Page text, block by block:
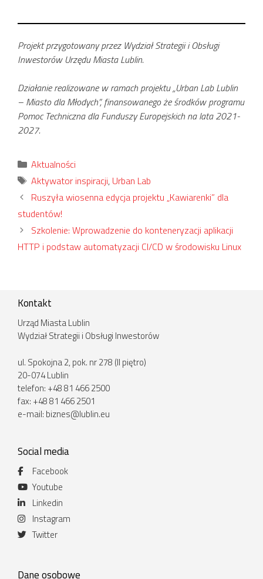
Projekt przygotowany przez Wydział Strategii i Obsługi
Inwestorów Urzędu Miasta Lublin.
Działanie realizowane w ramach projektu „Urban Lab Lublin
– Miasto dla Młodych”, finansowanego że środków programu
Pomoc Techniczna dla Funduszy Europejskich na lata 2021-
2027.
Kategorie
Aktualności
Tagi
Aktywator inspiracji, Urban Lab
Ruszyła wiosenna edycja projektu „Kawiarenki” dla
studentów!
Szkolenie: Wprowadzenie do konteneryzacji aplikacji
HTTP i podstaw automatyzacji CI/CD w środowisku Linux
Kontakt
Urząd Miasta Lublin
Wydział Strategii i Obsługi Inwestorów
ul. Spokojna 2, pok. nr 278 (II piętro)
20-074 Lublin
telefon: +48 81 466 2500
fax: +48 81 466 2501
e-mail: biznes@lublin.eu
Social media
Facebook
Youtube
Linkedin
Instagram
Twitter
Dane osobowe